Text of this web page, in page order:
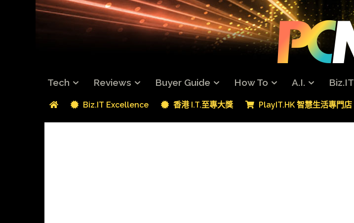
Tech Reviews Buyer Guide How To A.I. Biz.IT
Biz.IT Excellence 香港 I.T.至專大獎 PlayIT.HK 智慧生活專門店